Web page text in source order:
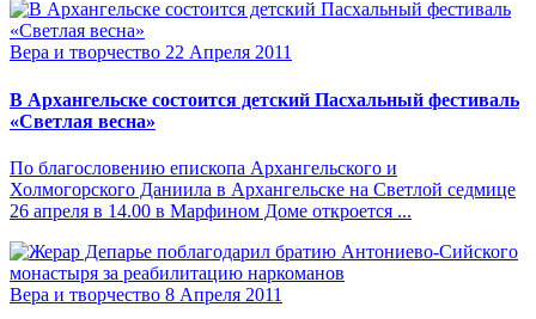
Вера и творчество 22 Апреля 2011
В Архангельске состоится детский Пасхальный фестиваль
«Светлая весна»
По благословению епископа Архангельского и
Холмогорского Даниила в Архангельске на Светлой седмице
26 апреля в 14.00 в Марфином Доме откроется ...
Вера и творчество 8 Апреля 2011